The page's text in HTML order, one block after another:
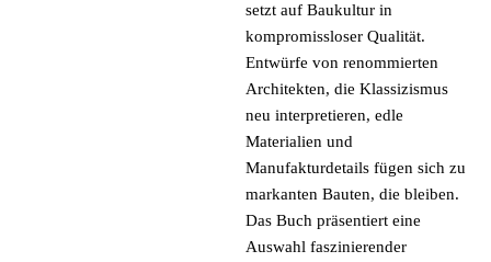
setzt auf Baukultur in
kompromissloser Qualität.
Entwürfe von renommierten
Architekten, die Klassizismus
neu interpretieren, edle
Materialien und
Manufakturdetails fügen sich zu
markanten Bauten, die bleiben.
Das Buch präsentiert eine
Auswahl faszinierender